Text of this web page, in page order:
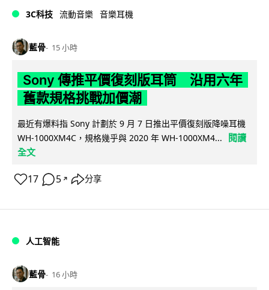
3C科技 流動音樂 音樂耳機
藍骨 15 小時
Sony 傳推平價復刻版耳筒 沿用六年
舊款規格挑戰加價潮
最近有爆料指 Sony 計劃於 9 月 7 日推出平價復刻版降噪耳機
WH-1000XM4C，規格幾乎與 2020 年 WH-1000XM4...
閱讀
全文
17 5 ↗ 分享
人工智能
藍骨 16 小時